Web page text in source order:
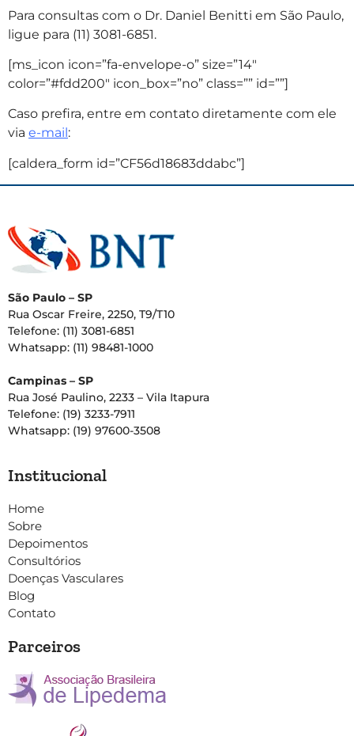
Para consultas com o Dr. Daniel Benitti em São Paulo,
ligue para (11) 3081-6851.
[ms_icon icon=”fa-envelope-o” size=”14″
color=”#fdd200″ icon_box=”no” class=”” id=””]
Caso prefira, entre em contato diretamente com ele
via e-mail :
[caldera_form id=”CF56d18683ddabc”]
São Paulo – SP
Rua Oscar Freire, 2250, T9/T10
Telefone: (11) 3081-6851
Whatsapp: (11) 98481-1000
Campinas – SP
Rua José Paulino, 2233 – Vila Itapura
Telefone: (19) 3233-7911
Whatsapp: (19) 97600-3508
Institucional
Home
Sobre
Depoimentos
Consultórios
Doenças Vasculares
Blog
Contato
Parceiros